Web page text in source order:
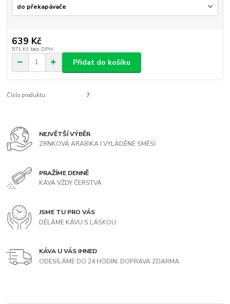
639 Kč
571 Kč bez DPH
Přidat do košíku
Číslo produktu: 7
NEJVĚTŠÍ VÝBĚR
ZRNKOVÁ ARABIKA I VYLADĚNÉ SMĚSI
PRAŽÍME DENNĚ
KÁVA VŽDY ČERSTVÁ
JSME TU PRO VÁS
DĚLÁME KÁVU S LÁSKOU
KÁVA U VÁS IHNED
ODESÍLÁME DO 24 HODIN, DOPRAVA ZDARMA